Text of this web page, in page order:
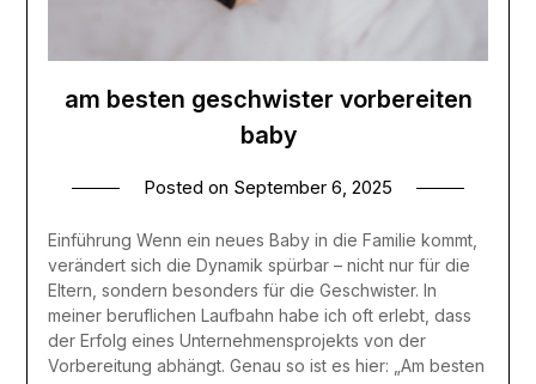
am besten geschwister vorbereiten
baby
Posted on September 6, 2025
Einführung Wenn ein neues Baby in die Familie kommt,
verändert sich die Dynamik spürbar – nicht nur für die
Eltern, sondern besonders für die Geschwister. In
meiner beruflichen Laufbahn habe ich oft erlebt, dass
der Erfolg eines Unternehmensprojekts von der
Vorbereitung abhängt. Genau so ist es hier: „Am besten